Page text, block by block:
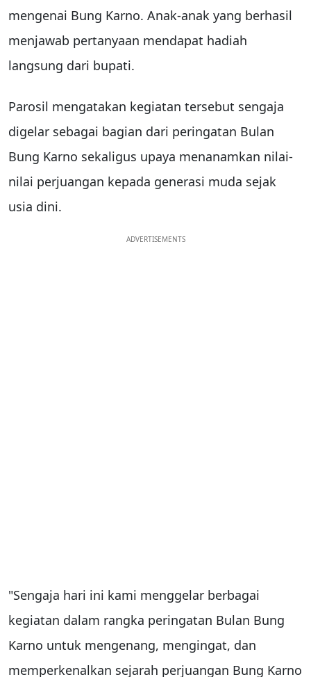
mengenai Bung Karno. Anak-anak yang berhasil
menjawab pertanyaan mendapat hadiah
langsung dari bupati.
Parosil mengatakan kegiatan tersebut sengaja
digelar sebagai bagian dari peringatan Bulan
Bung Karno sekaligus upaya menanamkan nilai-
nilai perjuangan kepada generasi muda sejak
usia dini.
ADVERTISEMENTS
"Sengaja hari ini kami menggelar berbagai
kegiatan dalam rangka peringatan Bulan Bung
Karno untuk mengenang, mengingat, dan
memperkenalkan sejarah perjuangan Bung Karno